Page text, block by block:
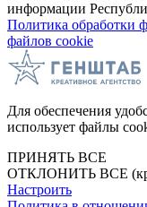
информации
Политика обработки
файлов cookie
Для обеспечения
использует файлы
ПРИНЯТЬ ВСЕ
ОТКЛОНИТЬ ВСЕ
Настроить